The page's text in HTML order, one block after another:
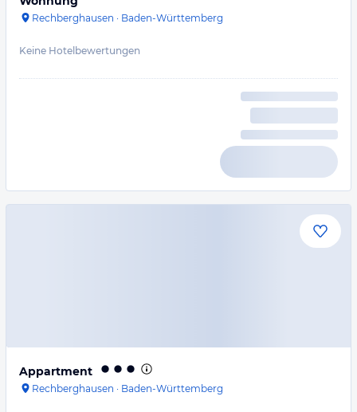
Rechberghausen · Baden-Württemberg
Keine Hotelbewertungen
Appartment
Rechberghausen · Baden-Württemberg